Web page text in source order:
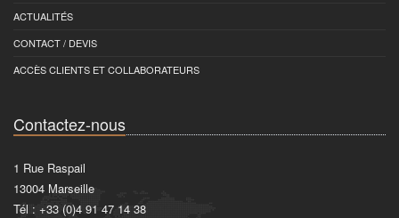
ACTUALITÉS
CONTACT / DEVIS
ACCÈS CLIENTS ET COLLABORATEURS
Contactez-nous
1 Rue Raspail
13004 Marseille
Tél : +33 (0)4 91 47 14 38